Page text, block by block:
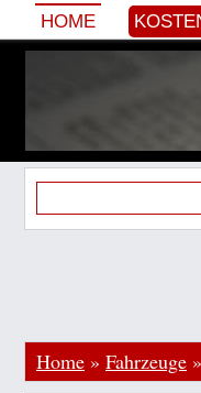
HOME
Home » Fahrzeuge »